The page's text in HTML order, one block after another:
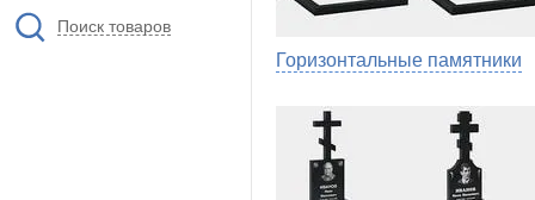
Поиск товаров
Горизонтальные памятники